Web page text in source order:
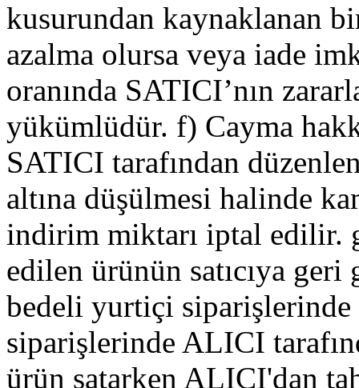
kusurundan kaynaklanan
azalma olursa veya iade
oranında SATICI’nın
yükümlüdür. f) Cayma
SATICI tarafından
altına düşülmesi halinde
indirim miktarı iptal edilir.
edilen ürünün satıcıya
bedeli yurtiçi siparişlerinde
siparişlerinde ALICI
ürün satarken ALICI'dan